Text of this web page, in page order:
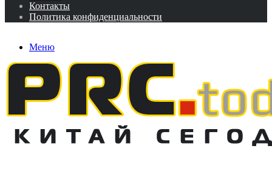
Контакты
Политика конфиденциальности
Меню